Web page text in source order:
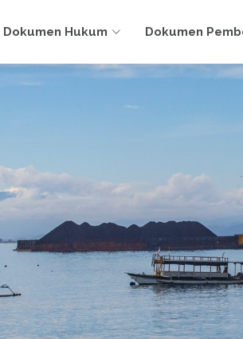
Dokumen Hukum Dokumen